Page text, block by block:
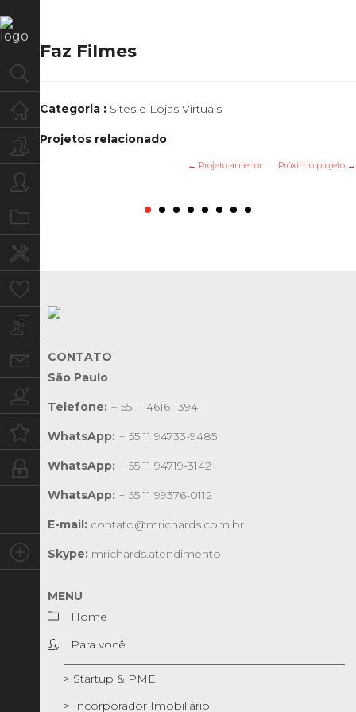
Home
Quem Somos
Blog
Contato
Oportunidades
Intranet
Social
Faz Filmes
Categoria : Sites e Lojas Virtuais
Projetos relacionado
← Projeto anterior Próximo projeto →
CONTATO
São Paulo
Telefone: + 55 11 4616-1394
WhatsApp: + 55 11 94733-9485
WhatsApp: + 55 11 94719-3142
WhatsApp: + 55 11 99376-0112
E-mail: contato@mrichards.com.br
Skype: mrichards.atendimento
MENU
Home
Para você
> Startup & PME
> Incorporador Imobiliário